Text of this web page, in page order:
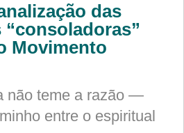
das
Movimento
não teme a razão —
entre o espiritual